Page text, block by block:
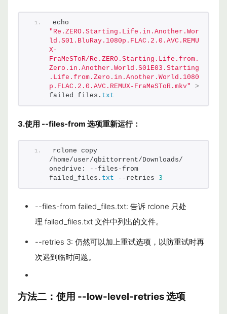
"Re.ZERO.Starting.Life.in.Another.Wor
ld.S01.BluRay.1080p.FLAC.2.0.AVC.REMU
X-
FraMeSToR/Re.ZERO.Starting.Life.from.
Zero.in.Another.World.S01E03.Starting
.Life.from.Zero.in.Another.World.1080
p.FLAC.2.0.AVC.REMUX-FraMeSToR.mkv"
>
failed_files. txt
3.使用 --files-from 选项重新运行：
rclone copy
/home/user/qbittorrent/Downloads/
onedrive: --files-from
failed_files. txt --retries 3
--files-from failed_files.txt: 告诉 rclone 只处
理 failed_files.txt 文件中列出的文件。
--retries 3: 仍然可以加上重试选项，以防重试时再
次遇到临时问题。
方法二： 使用 --low-level-retries选项